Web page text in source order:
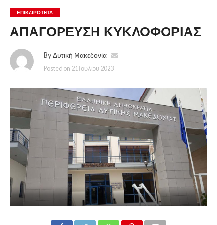
ΕΠΙΚΑΙΡΟΤΗΤΑ
ΑΠΑΓΟΡΕΥΣΗ ΚΥΚΛΟΦΟΡΙΑΣ
By Δυτική Μακεδονία
Posted on 21 Ιουλίου 2023